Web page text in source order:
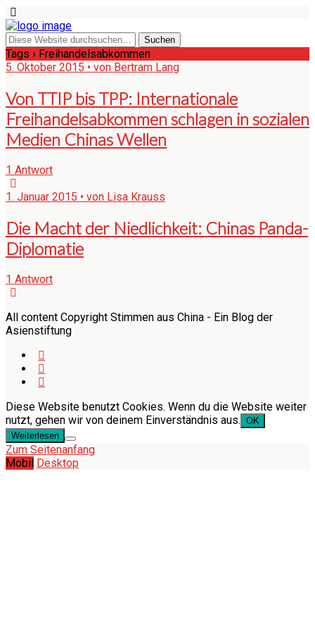
Tags › Freihandelsabkommen
5. Oktober 2015 • von Bertram Lang
Von TTIP bis TPP: Internationale
Freihandelsabkommen schlagen in sozialen
Medien Chinas Wellen
1 Antwort
1. Januar 2015 • von Lisa Krauss
Die Macht der Niedlichkeit: Chinas Panda-
Diplomatie
1 Antwort
All content Copyright Stimmen aus China - Ein Blog der
Asienstiftung
Diese Website benutzt Cookies. Wenn du die Website weiter
nutzt, gehen wir von deinem Einverständnis aus. OK
Weiterlesen
Zum Seitenanfang
Mobil Desktop